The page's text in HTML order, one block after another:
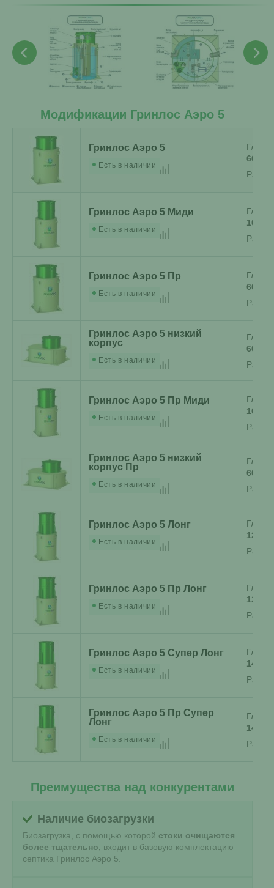
Модификации Гринлос Аэро 5
Гринлос Аэро 5
Есть в наличии
60 см
Гринлос Аэро 5 Миди
Есть в наличии
100 см
Гринлос Аэро 5 Пр
Есть в наличии
60 см
Гринлос Аэро 5 низкий
корпус
Есть в наличии
60 см
Гринлос Аэро 5 Пр Миди
Есть в наличии
100 см
Гринлос Аэро 5 низкий
корпус Пр
Есть в наличии
60 см
Гринлос Аэро 5 Лонг
Есть в наличии
120 см
Гринлос Аэро 5 Пр Лонг
Есть в наличии
120 см
Гринлос Аэро 5 Супер Лонг
Есть в наличии
140 см
Гринлос Аэро 5 Пр Супер
Лонг
Есть в наличии
140 см
Преимущества над конкурентами
Наличие биозагрузки
Биозагрузка, с помощью которой стоки очищаются
более тщательно, входит в базовую комплектацию
септика Гринлос Аэро 5.